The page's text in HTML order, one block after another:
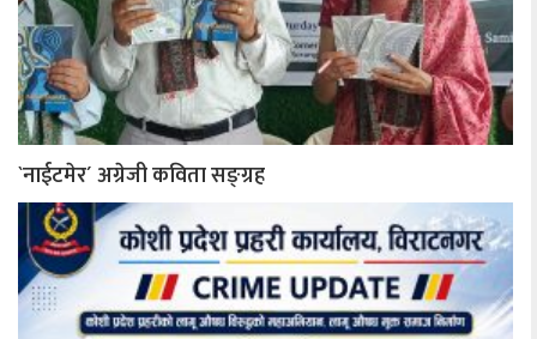
`नाईटमेर´ अग्रेजी कविता सङ्ग्रह